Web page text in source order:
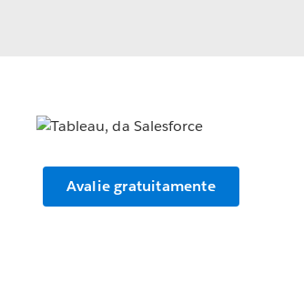
Avalie gratuitamente